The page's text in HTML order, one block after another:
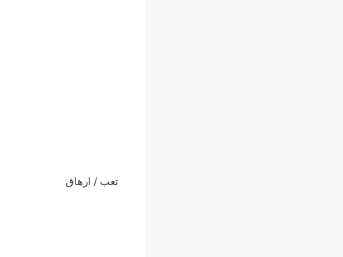
تعب / ارهاق